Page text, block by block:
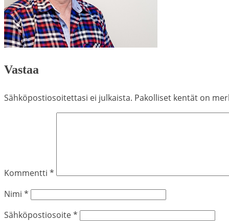
Vastaa
Sähköpostiosoitettasi ei julkaista. Pakolliset kentät on
Kommentti *
Nimi *
Sähköpostiosoite*